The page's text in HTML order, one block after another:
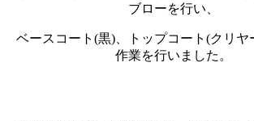
ブローを行い、
ベースコート(黒)、トップコート(クリヤ
作業を行いました。